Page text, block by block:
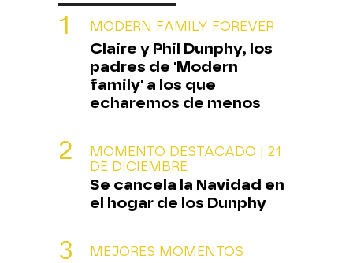
MODERN FAMILY FOREVER
Claire y Phil Dunphy, los
padres de 'Modern
family' a los que
echaremos de menos
MOMENTO DESTACADO | 21
DE DICIEMBRE
Se cancela la Navidad en
el hogar de los Dunphy
MEJORES MOMENTOS